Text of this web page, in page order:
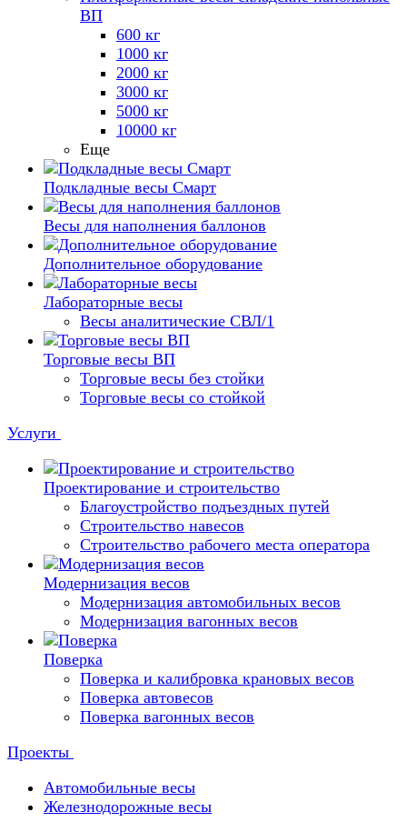
ВП
600 кг
1000 кг
2000 кг
3000 кг
5000 кг
10000 кг
Еще
Подкладные весы Смарт
Весы для наполнения баллонов
Дополнительное оборудование
Лабораторные весы
Весы аналитические СВЛ/1
Торговые весы ВП
Торговые весы без стойки
Торговые весы со стойкой
Услуги
Проектирование и строительство
Благоустройство подъездных путей
Строительство навесов
Строительство рабочего места оператора
Модернизация весов
Модернизация автомобильных весов
Модернизация вагонных весов
Поверка
Поверка и калибровка крановых весов
Поверка автовесов
Поверка вагонных весов
Проекты
Автомобильные весы
Железнодорожные весы